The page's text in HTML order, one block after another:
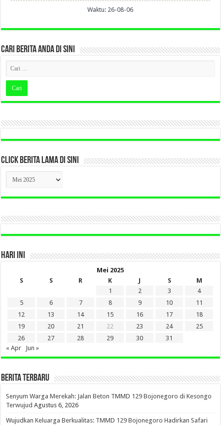
Waktu: 26-08-06
CARI BERITA ANDA DI SINI
CLICK BERITA LAMA DI SINI
CLICK
BERITA
LAMA
DI
HARI INI
Mei 2025
S
S R K J S
M
1
2 3
4
5
6 7 8 9 10
11
12
13 14 15 16 17
18
19
20 21 22 23 24
25
26
27 28 29 30
31
« Apr
Jun »
BERITA TERBARU
Senyum Warga Merekah: Jalan Beton TMMD 129 Bojonegoro di Kesongo
Terwujud Agustus 6, 2026
Wujudkan Keluarga Berkualitas: TMMD 129 Bojonegoro Hadirkan Safari